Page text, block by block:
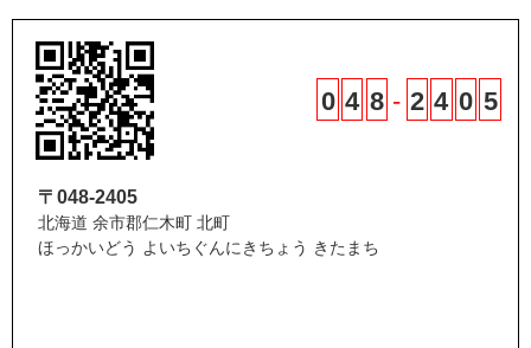
0 4 8 - 2 4 0 5
〒048-2405
北海道 余市郡仁木町 北町
ほっかいどう よいちぐんにきちょう きたまち